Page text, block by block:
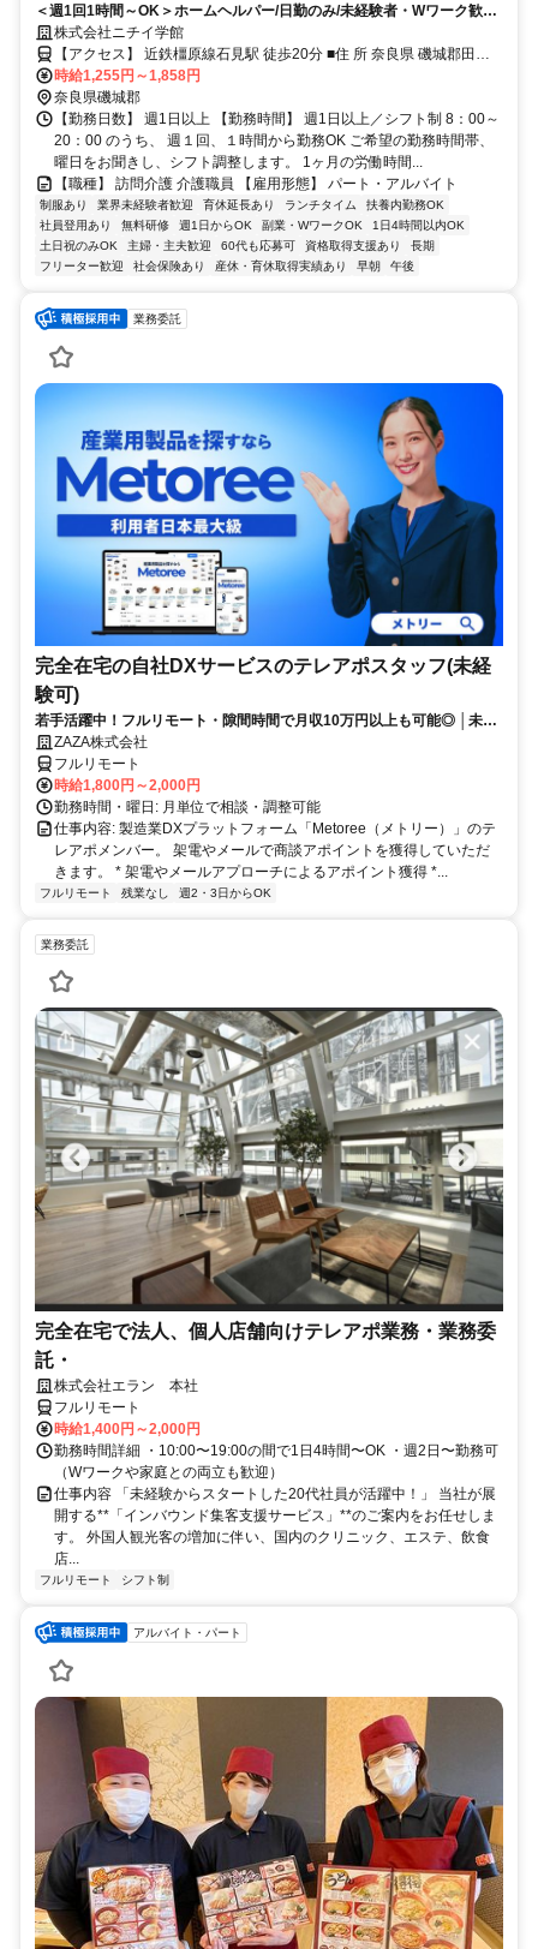
＜週1回1時間～OK＞ホームヘルパー/日勤のみ/未経験者・Wワーク歓迎/
主夫・主婦パート/40代・50代活躍中！
株式会社ニチイ学館
【アクセス】 近鉄橿原線石見駅 徒歩20分 ■住 所 奈良県 磯城郡田原
時給1,255円～1,858円
奈良県磯城郡
【勤務日数】 週1日以上 【勤務時間】 週1日以上／シフト制 8：00～
20：00 のうち、 週１回、１時間から勤務OK ご希望の勤務時間帯、
曜日をお聞きし、シフト調整します。 1ヶ月の労働時間...
【職種】 訪問介護 介護職員 【雇用形態】 パート・アルバイト
制服あり 業界未経験者歓迎 育休延長あり ランチタイム
扶養内勤務OK
社員登用あり
無料研修 週1日からOK 副業・WワークOK
1日4時間以内OK
土日祝のみOK
主婦・主夫歓迎 60代も応募可 資格取得支援あり
長期
フリーター歓迎
社会保険あり 産休・育休取得実績あり 早朝 午後
業務委託
完全在宅の自社DXサービスのテレアポスタッフ(未経
験可)
若手活躍中！フルリモート・隙間時間で月収10万円以上も可能◎ │未経
験からインサイドセールスに挑戦
ZAZA株式会社
フルリモート
時給1,800円～2,000円
勤務時間・曜日: 月単位で相談・調整可能
仕事内容: 製造業DXプラットフォーム「Metoree（メトリー）」のテ
レアポメンバー。 架電やメールで商談アポイントを獲得していただ
きます。 * 架電やメールアプローチによるアポイント獲得 *...
フルリモート 残業なし 週2・3日からOK
業務委託
完全在宅で法人、個人店舗向けテレアポ業務・業務委
託・
株式会社エラン 本社
フルリモート
時給1,400円～2,000円
勤務時間詳細 ・10:00〜19:00の間で1日4時間〜OK ・週2日〜勤務可
（Wワークや家庭との両立も歓迎）
仕事内容 「未経験からスタートした20代社員が活躍中！」 当社が展
開する**「インバウンド集客支援サービス」**のご案内をお任せしま
す。 外国人観光客の増加に伴い、国内のクリニック、エステ、飲食
店...
フルリモート シフト制
アルバイト・パート